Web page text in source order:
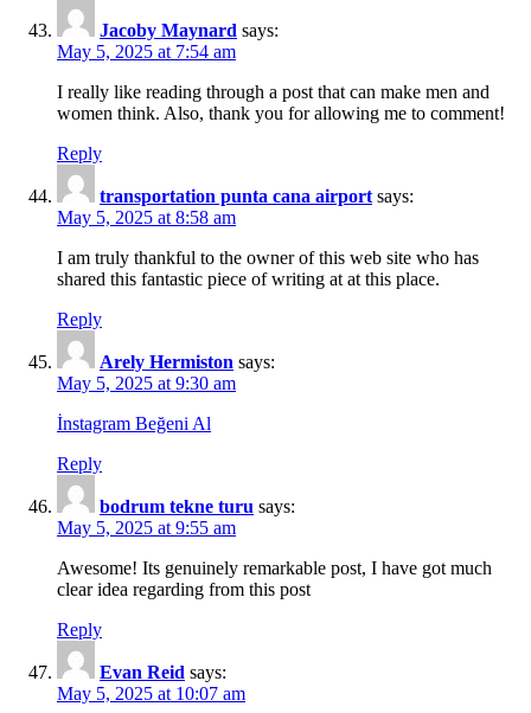
Jacoby Maynard says:
May 5, 2025 at 7:54 am
I really like reading through a post that can make men and
women think. Also, thank you for allowing me to comment!
Reply
transportation punta cana airport says:
May 5, 2025 at 8:58 am
I am truly thankful to the owner of this web site who has
shared this fantastic piece of writing at at this place.
Reply
Arely Hermiston says:
May 5, 2025 at 9:30 am
İnstagram Beğeni Al
Reply
bodrum tekne turu says:
May 5, 2025 at 9:55 am
Awesome! Its genuinely remarkable post, I have got much
clear idea regarding from this post
Reply
Evan Reid says:
May 5, 2025 at 10:07 am